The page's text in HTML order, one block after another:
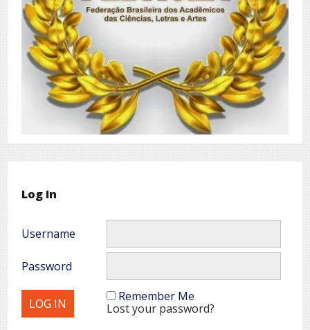
Log In
Username
Password
Remember Me
Lost your password?